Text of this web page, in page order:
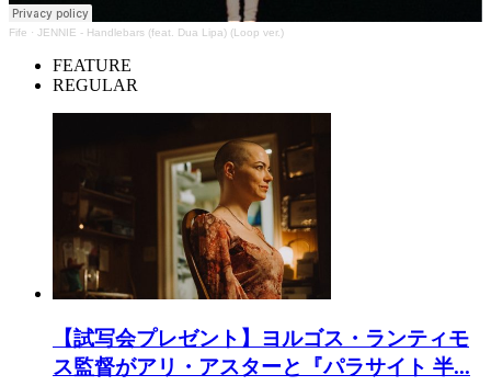
Fife · JENNIE - Handlebars (feat. Dua Lipa) (Loop ver.)
FEATURE
REGULAR
【試写会プレゼント】ヨルゴス・ランティモ
ス監督がアリ・アスターと『パラサイト 半...